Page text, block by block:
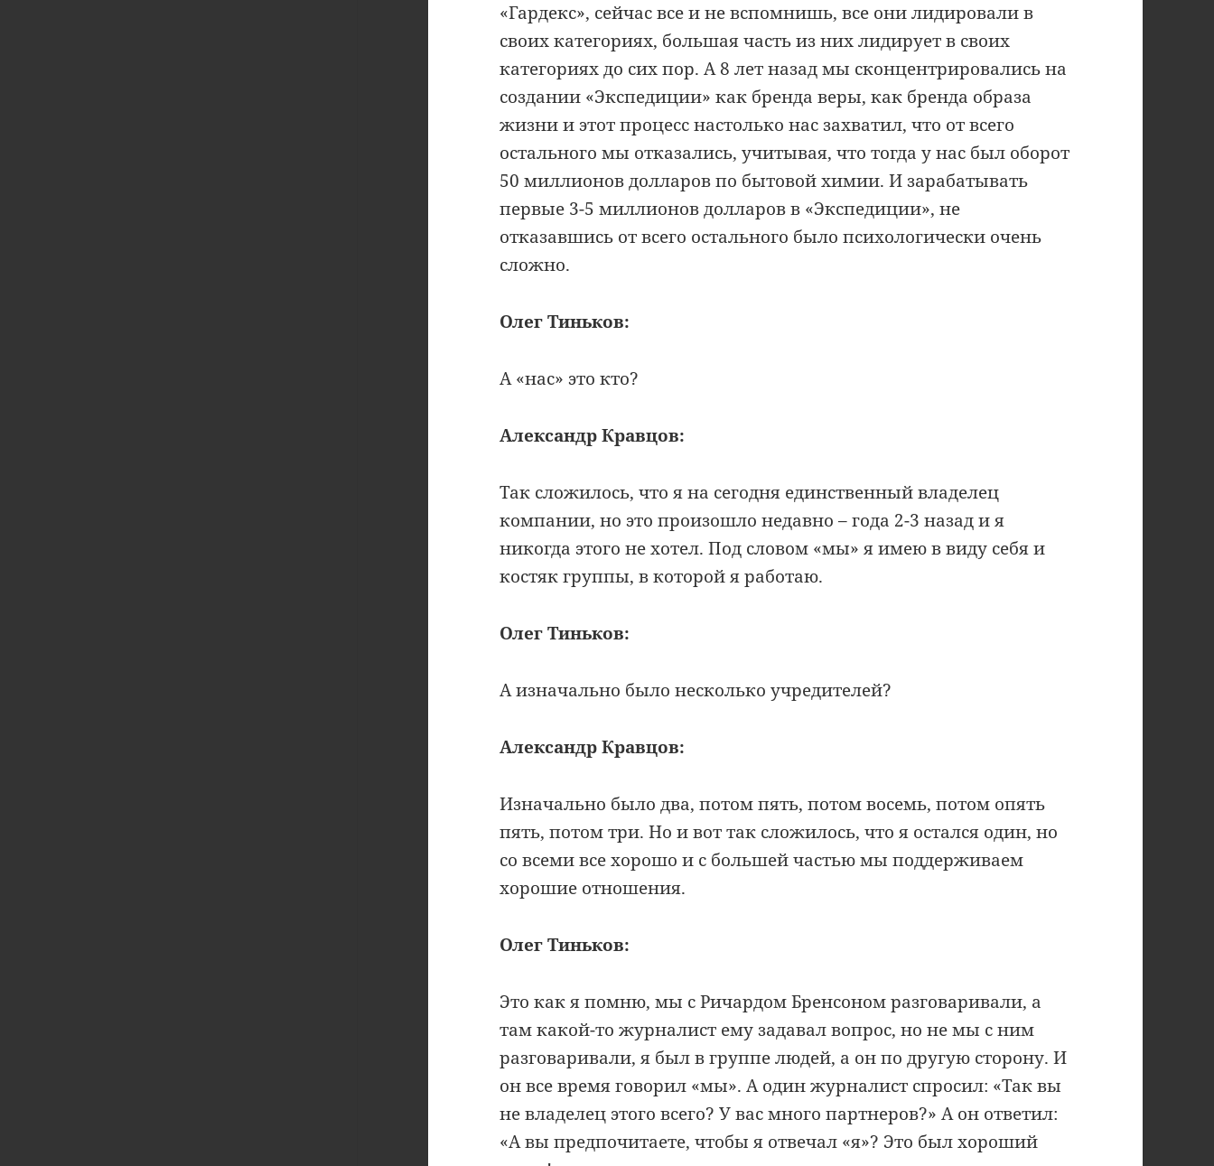
«Гардекс», сейчас все и не вспомнишь, все они лидировали в
своих категориях, большая часть из них лидирует в своих
категориях до сих пор. А 8 лет назад мы сконцентрировались на
создании «Экспедиции» как бренда веры, как бренда образа
жизни и этот процесс настолько нас захватил, что от всего
остального мы отказались, учитывая, что тогда у нас был оборот
50 миллионов долларов по бытовой химии. И зарабатывать
первые 3-5 миллионов долларов в «Экспедиции», не
отказавшись от всего остального было психологически очень
сложно.
Олег Тиньков:
А «нас» это кто?
Александр Кравцов:
Так сложилось, что я на сегодня единственный владелец
компании, но это произошло недавно – года 2-3 назад и я
никогда этого не хотел. Под словом «мы» я имею в виду себя и
костяк группы, в которой я работаю.
Олег Тиньков:
А изначально было несколько учредителей?
Александр Кравцов:
Изначально было два, потом пять, потом восемь, потом опять
пять, потом три. Но и вот так сложилось, что я остался один, но
со всеми все хорошо и с большей частью мы поддерживаем
хорошие отношения.
Олег Тиньков:
Это как я помню, мы с Ричардом Бренсоном разговаривали, а
там какой-то журналист ему задавал вопрос, но не мы с ним
разговаривали, я был в группе людей, а он по другую сторону. И
он все время говорил «мы». А один журналист спросил: «Так вы
не владелец этого всего? У вас много партнеров?» А он ответил:
«А вы предпочитаете, чтобы я отвечал «я»? Это был хороший